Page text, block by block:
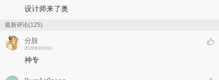
设计师来了奥
最新评论(125)
分肢
2026年8月6日
神专